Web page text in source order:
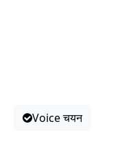
Voice चयन